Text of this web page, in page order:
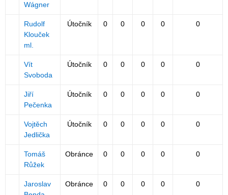
Wágner
Rudolf
Klouček
ml.
Útočník 0 0 0 0 0
Vít
Svoboda
Útočník 0 0 0 0 0
Jiří
Pečenka
Útočník 0 0 0 0 0
Vojtěch
Jedlička
Útočník 0 0 0 0 0
Tomáš
Růžek
Obránce 0 0 0 0 0
Jaroslav
Obránce 0 0 0 0 0